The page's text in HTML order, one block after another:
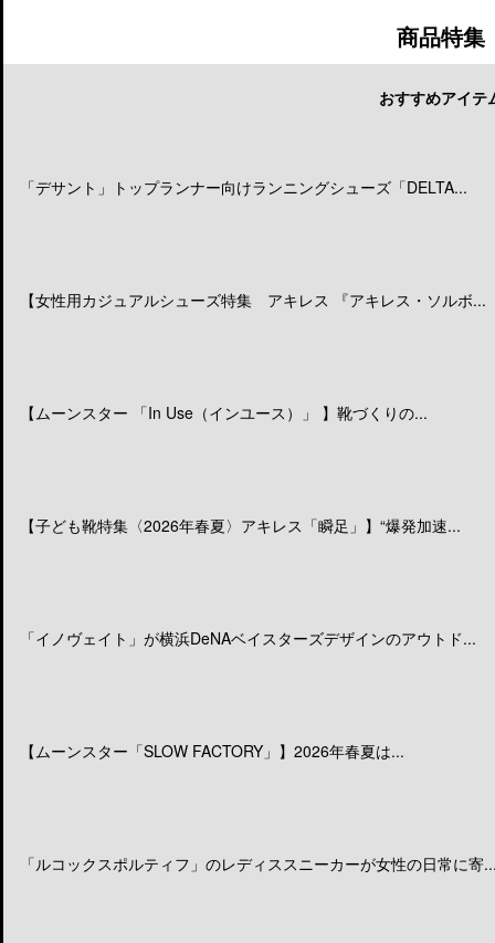
商品特集
おすすめアイテ
「デサント」トップランナー向けランニングシューズ「DELTA...
【女性用カジュアルシューズ特集 アキレス 『アキレス・ソルボ...
【ムーンスター 「In Use（インユース）」 】靴づくりの...
【子ども靴特集〈2026年春夏〉アキレス「瞬足」】“爆発加速...
「イノヴェイト」が横浜DeNAベイスターズデザインのアウトド...
【ムーンスター「SLOW FACTORY」】2026年春夏は...
「ルコックスポルティフ」のレディススニーカーが女性の日常に寄